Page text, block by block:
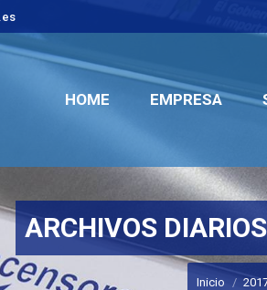
HOME EMPRESA
ARCHIVOS
Estás aquí:
Inicio
HOME